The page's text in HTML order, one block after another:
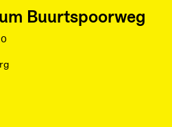
Buurtspoorweg